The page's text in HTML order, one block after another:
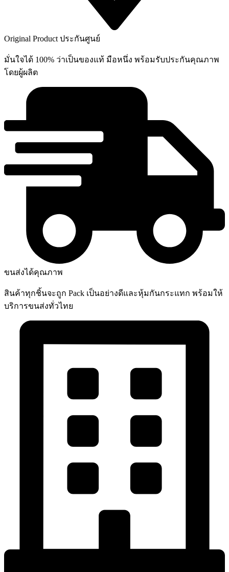
Original Product ประกันศูนย์
มั่นใจได้ 100% ว่าเป็นของแท้ มือหนึ่ง พร้อมรับประกันคุณภาพ
โดยผู้ผลิต
ขนส่งได้คุณภาพ
สินค้าทุกชิ้นจะถูก Pack เป็นอย่างดีและหุ้มกันกระแทก พร้อมให้
บริการขนส่งทั่วไทย